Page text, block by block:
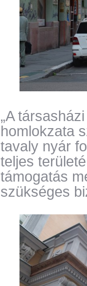
„A
homlokzata
tavaly nyár
teljes
támogatás
szükséges